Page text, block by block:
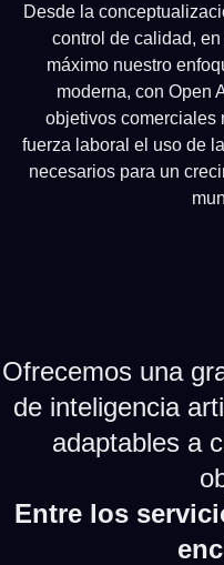
Desde la
control de calidad,
máximo nuestro
moderna, con Open
objetivos comerciales
fuerza laboral el uso de
necesarios para un
Ofrecemos una
de inteligencia
adaptables a
Entre los